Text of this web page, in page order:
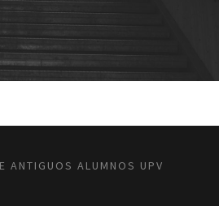
ANTIGUOS ALUMNOS UPV